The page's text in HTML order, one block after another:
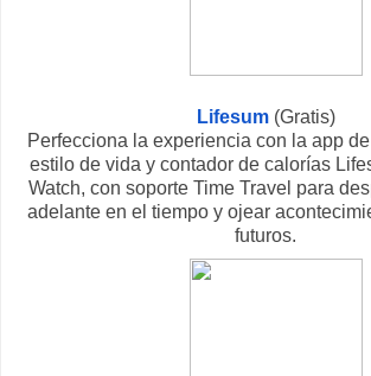
Lifesum(Gratis)
Perfecciona la experiencia con la app
estilo de vida y contador de calorías
Watch, con soporte Time Travel para
adelante en el tiempo y ojear
futuros.